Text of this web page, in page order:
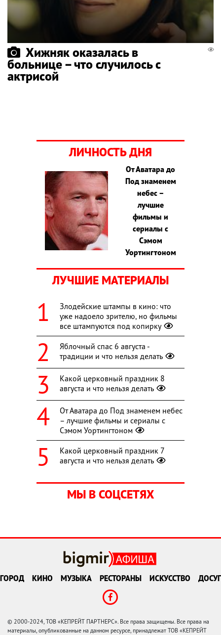
Хижняк оказалась в
больнице – что случилось с
актрисой
ЛИЧНОСТЬ ДНЯ
От Аватара до
Под знаменем
небес –
лучшие
фильмы и
сериалы с
Сэмом
Уортингтоном
ЛУЧШИЕ МАТЕРИАЛЫ
Злодейские штампы в кино: что
уже надоело зрителю, но фильмы
все штампуются под копирку
Яблочный спас 6 августа -
традиции и что нельзя делать
Какой церковный праздник 8
августа и что нельзя делать
От Аватара до Под знаменем небес
– лучшие фильмы и сериалы с
Сэмом Уортингтоном
Какой церковный праздник 7
августа и что нельзя делать
МЫ В СОЦСЕТЯХ
ГОРОД КИНО МУЗЫКА РЕСТОРАНЫ ИСКУССТВО ДОСУГ
© 2000-2024, ТОВ «КЕПРЕЙТ ПАРТНЕРС». Все права защищены. Все права на
материалы, опубликованные на данном ресурсе, принадлежат ТОВ «КЕПРЕЙТ